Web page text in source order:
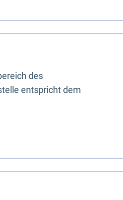
des
entspricht dem